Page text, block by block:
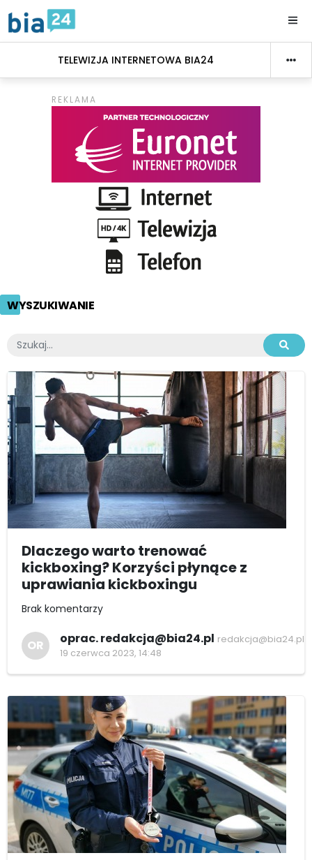
TELEWIZJA INTERNETOWA BIA24
WYSZUKIWANIE
Dlaczego warto trenować
kickboxing? Korzyści płynące z
uprawiania kickboxingu
Brak komentarzy
OR oprac. redakcja@bia24.pl redakcja@bia24.pl
19 czerwca 2023, 14:48